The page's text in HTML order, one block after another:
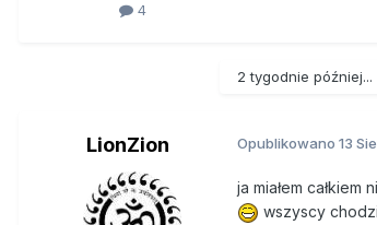
4
2 tygodnie później...
LionZion Opublikowano 13
ja miałem
wszyscy